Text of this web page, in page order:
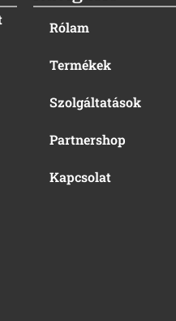
Rólam
Termékek
Szolgáltatások
Partnershop
Kapcsolat